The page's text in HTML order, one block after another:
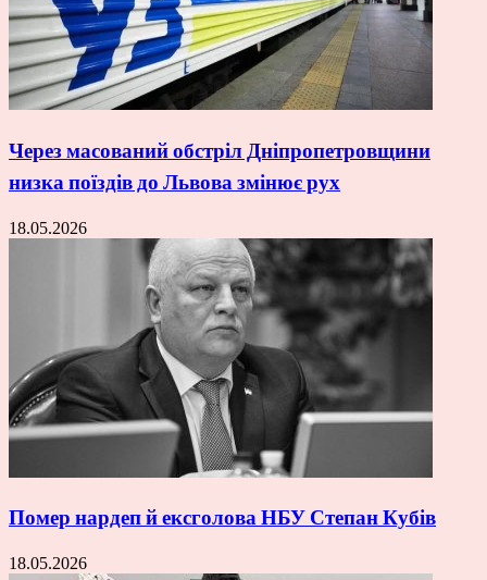
Через масований обстріл Дніпропетровщини
низка поїздів до Львова змінює рух
18.05.2026
Помер нардеп й ексголова НБУ Степан Кубів
18.05.2026